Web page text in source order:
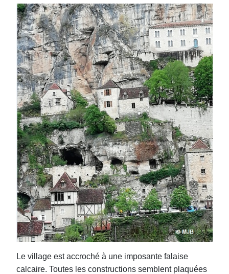
Le village est accroché à une imposante falaise
calcaire. Toutes les constructions semblent plaquées